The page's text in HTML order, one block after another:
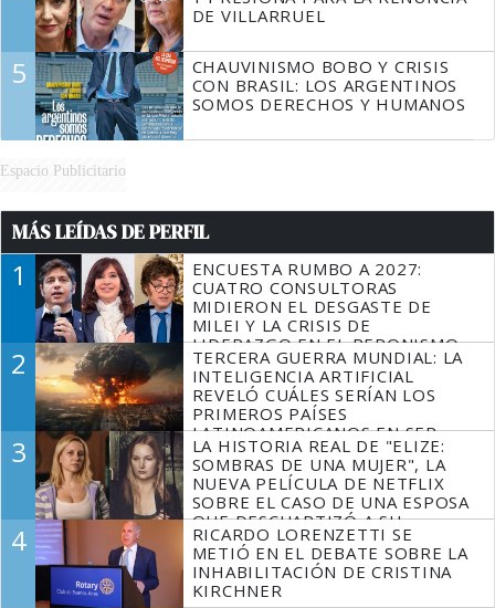
DE VILLARRUEL
5
CHAUVINISMO BOBO Y CRISIS
CON BRASIL: LOS ARGENTINOS
SOMOS DERECHOS Y HUMANOS
Espacio Publicitario
MÁS LEÍDAS DE PERFIL
1
ENCUESTA RUMBO A 2027:
CUATRO CONSULTORAS
MIDIERON EL DESGASTE DE
MILEI Y LA CRISIS DE
LIDERAZGO EN EL PERONISMO
2
TERCERA GUERRA MUNDIAL: LA
INTELIGENCIA ARTIFICIAL
REVELÓ CUÁLES SERÍAN LOS
PRIMEROS PAÍSES
LATINOAMERICANOS EN SER
DERROTADOS
3
LA HISTORIA REAL DE "ELIZE:
SOMBRAS DE UNA MUJER", LA
NUEVA PELÍCULA DE NETFLIX
SOBRE EL CASO DE UNA ESPOSA
QUE DESCUARTIZÓ A SU
MARIDO
4
RICARDO LORENZETTI SE
METIÓ EN EL DEBATE SOBRE LA
INHABILITACIÓN DE CRISTINA
KIRCHNER